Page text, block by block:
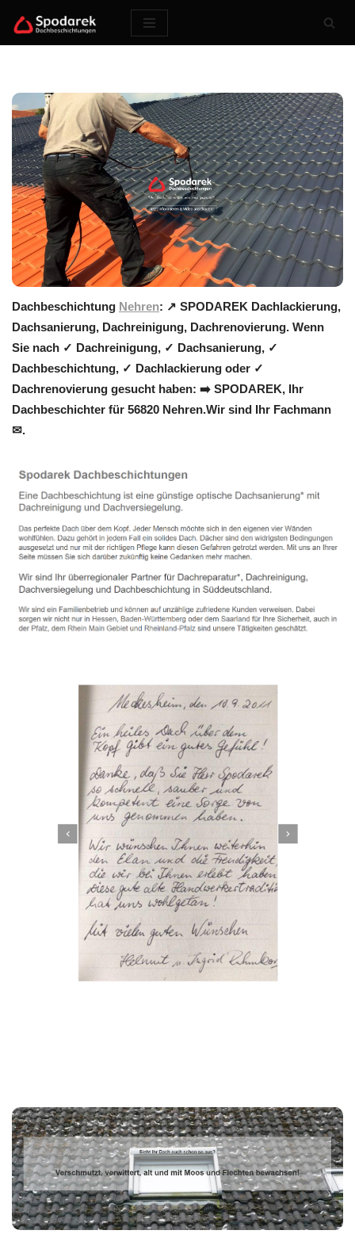
Zum
Dachbeschichtung Nehren: ↗️ SPODAREK Dachlackierung,
Dachsanierung, Dachreinigung, Dachrenovierung. Wenn
Sie nach ✓ Dachreinigung, ✓ Dachsanierung, ✓
Dachbeschichtung, ✓ Dachlackierung oder ✓
Dachrenovierung gesucht haben: ➡️ SPODAREK, Ihr
Dachbeschichter für 56820 Nehren.Wir sind Ihr Fachmann
✉.